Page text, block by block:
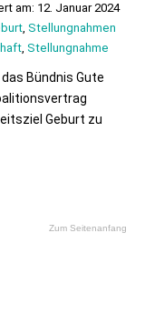
am: 12. Januar 2024
, Stellungnahmen
, Stellungnahme
Bündnis Gute
Geburt zu
Zum Seitenanfang